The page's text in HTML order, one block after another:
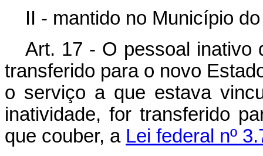
II - mantido no Município
Art. 17 - O pessoal inativo
transferido para o novo
o serviço a que estava
inatividade, for transferido
que couber, a Lei federal nº